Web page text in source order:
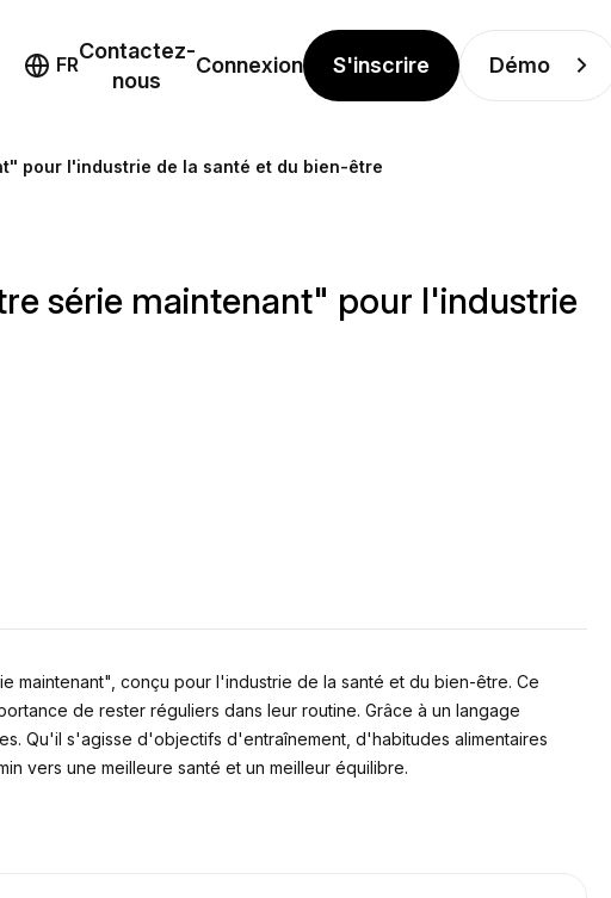
FR
Contactez-
nous
Connexion S'inscrire Démo
pour l'industrie de la santé et du bien-être
série maintenant" pour l'industrie
conçu pour l'industrie de la santé et du bien-être. Ce
de rester réguliers dans leur routine. Grâce à un langage
Qu'il s'agisse d'objectifs d'entraînement, d'habitudes alimentaires
vers une meilleure santé et un meilleur équilibre.